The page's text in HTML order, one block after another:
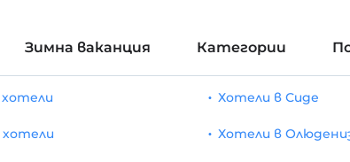
Зимна ваканция Категории
хотели
Хотели в Сиде
Хотели в